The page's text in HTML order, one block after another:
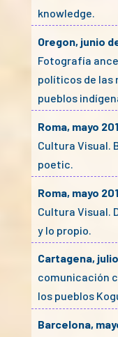
knowledge.
Oregon, junio
Fotografía
políticos de las
pueblos
Roma, mayo
Cultura Visual.
poetic.
Roma, mayo
Cultura Visual.
y lo propio.
Cartagena,
comunicación
los pueblos
Barcelona,